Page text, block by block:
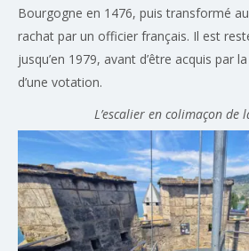
Bourgogne en 1476, puis transformé au
rachat par un officier français. Il est
jusqu’en 1979, avant d’être acquis par
d’une votation.
L’escalier en colimaçon de